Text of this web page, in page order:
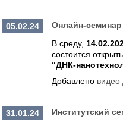
05.02.24
Онлайн-семинар
В среду,
состоится
“ДНК-
Добавлено видео
31.01.24
Институтский